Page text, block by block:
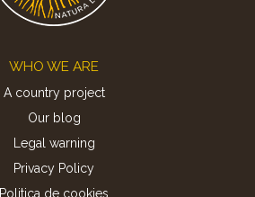
WHO WE ARE
A country project
Our blog
Legal warning
Privacy Policy
Politica de cookies